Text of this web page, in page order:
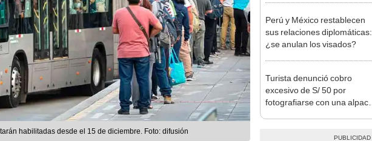
habilitadas desde el 15 de diciembre. Foto: difusión
Perú y México restablecen
sus relaciones diplomáticas:
¿se anulan los visados?
Turista denunció cobro
excesivo de S/ 50 por
fotografiarse con una alpaca